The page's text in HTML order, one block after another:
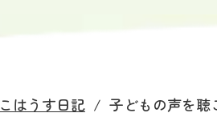
こはうす日記 / 子どもの声を聴